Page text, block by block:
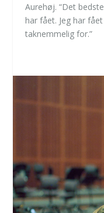
Aurehøj. “Det
har fået. Jeg har
taknemmelig for.”